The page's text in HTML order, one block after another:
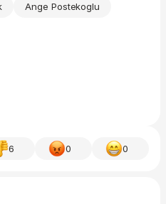
Ange Postekoglu
6 0 0